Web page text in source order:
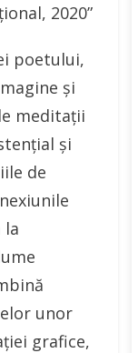
2020”
poetului,
și
meditații
și
de
la
unor
grafice,